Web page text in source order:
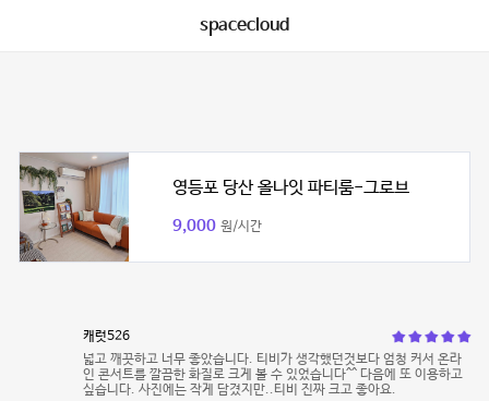
spacecloud
영등포 당산 올나잇 파티룸-그로브
9,000 원/시간
캐럿526
넓고 깨끗하고 너무 좋았습니다. 티비가 생각했던것보다 엄청 커서 온라
인 콘서트를 깔끔한 화질로 크게 볼 수 있었습니다^^ 다음에 또 이용하고
싶습니다. 사진에는 작게 담겼지만..티비 진짜 크고 좋아요.